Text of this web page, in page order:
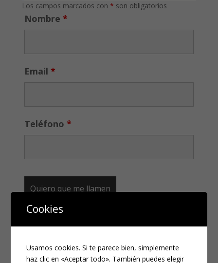
Los campos marcados con * son obligatorios
Nombre *
Email *
Teléfono *
Compliance
Cookies
Usamos cookies. Si te parece bien, simplemente
haz clic en «Aceptar todo». También puedes elegir